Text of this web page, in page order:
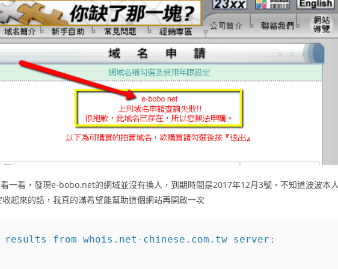
一看，發現e-bobo.net的網域並沒有換人，到期時間是2017年12月3號，不知道波波本
起來的話，我真的滿希望能幫助這個網站再開啟一次
results from whois.net-chinese.com.tw server: